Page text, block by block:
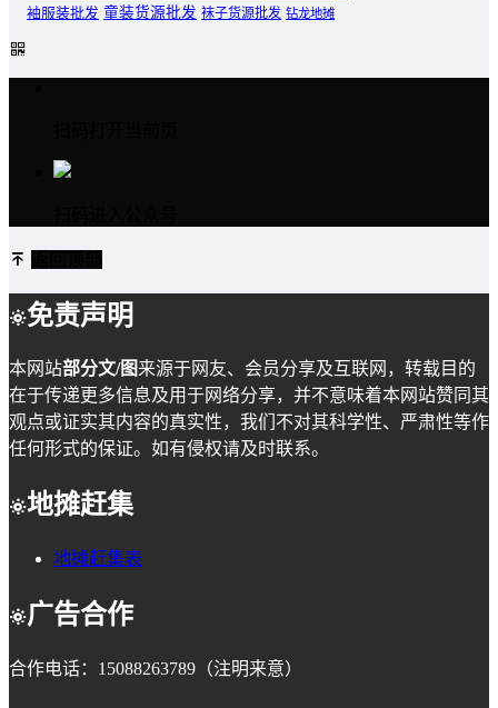
袖服装批发 童装货源批发 袜子货源批发 钻龙地摊
免责声明
本网站部分文/图来源于网友、会员分享及互联网，转载目的
在于传递更多信息及用于网络分享，并不意味着本网站赞同其
观点或证实其内容的真实性，我们不对其科学性、严肃性等作
任何形式的保证。如有侵权请及时联系。
地摊赶集
地摊赶集表
广告合作
合作电话：15088263789（注明来意）